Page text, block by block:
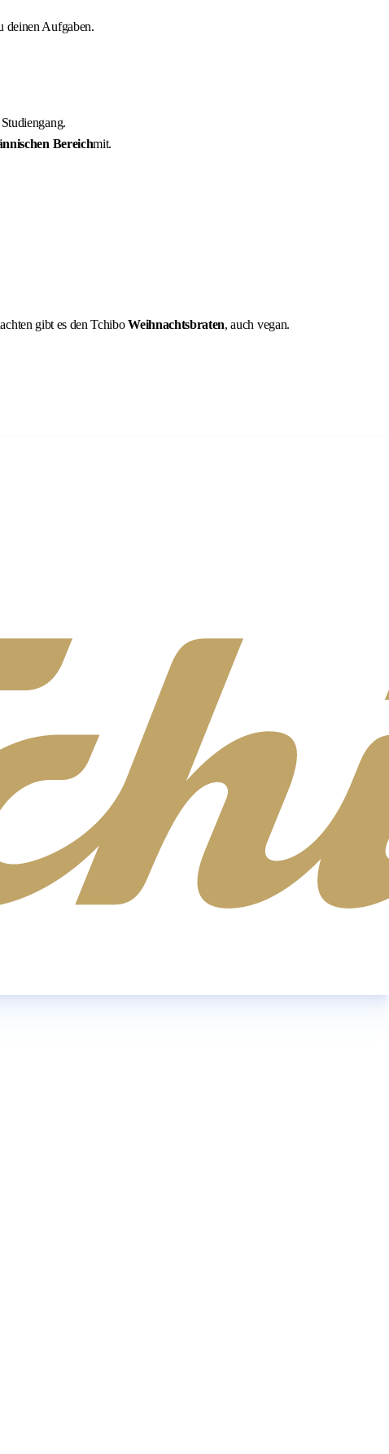
deinen Aufgaben.
Bereichmit.
gibt es den TchiboWeihnachtsbraten, auch vegan.